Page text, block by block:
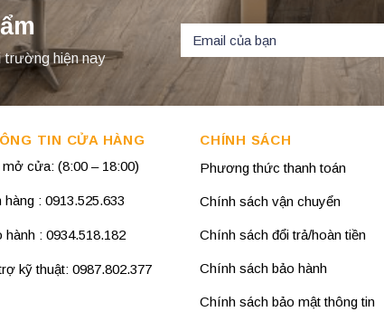
trường hiện nay
TIN CỬA HÀNG
cửa: (8:00 – 18:00)
hàng : 0913.525.633
hành : 0934.518.182
kỹ thuật: 0987.802.377
CHÍNH SÁCH
Phương thức thanh toán
Chính sách vận chuyển
Chính sách đổi trả/hoàn tiền
Chính sách bảo hành
Chính sách bảo mật thông tin